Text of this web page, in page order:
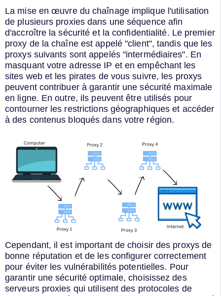
La mise en œuvre du chaînage implique l'utilisation
de plusieurs proxies dans une séquence afin
d'accroître la sécurité et la confidentialité. Le premier
proxy de la chaîne est appelé "client", tandis que les
proxys suivants sont appelés "intermédiaires". En
masquant votre adresse IP et en empêchant les
sites web et les pirates de vous suivre, les proxys
peuvent contribuer à garantir une sécurité maximale
en ligne. En outre, ils peuvent être utilisés pour
contourner les restrictions géographiques et accéder
à des contenus bloqués dans votre région.
Cependant, il est important de choisir des proxys de
bonne réputation et de les configurer correctement
pour éviter les vulnérabilités potentielles. Pour
garantir une sécurité optimale, choisissez des
serveurs proxies qui utilisent des protocoles de